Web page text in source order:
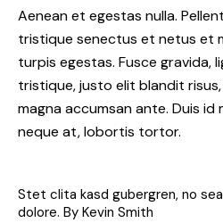
Aenean et egestas nulla.
tristique senectus et netus et
turpis egestas. Fusce gravida,
tristique, justo elit blandit
magna accumsan ante. Duis id
neque at, lobortis tortor.
Stet clita kasd gubergren, no
dolore. By Kevin Smith